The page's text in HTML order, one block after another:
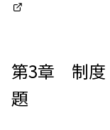
第3章 制度
題